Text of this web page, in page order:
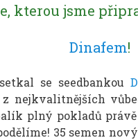
kterou jsme
Dinafem!
se seedbankou
z nejkvalitnějších
plný pokladů
35 semen